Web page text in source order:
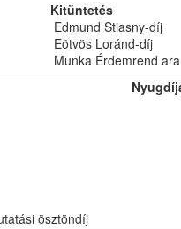
Kitüntetés
Edmund Stiasny-díj
Eötvös Loránd-díj
Munka Érdemrend
ösztöndíj